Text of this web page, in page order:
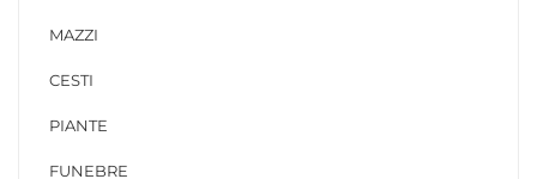
MAZZI
CESTI
PIANTE
FUNEBRE